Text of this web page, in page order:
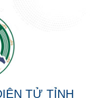
TỬ TỈNH